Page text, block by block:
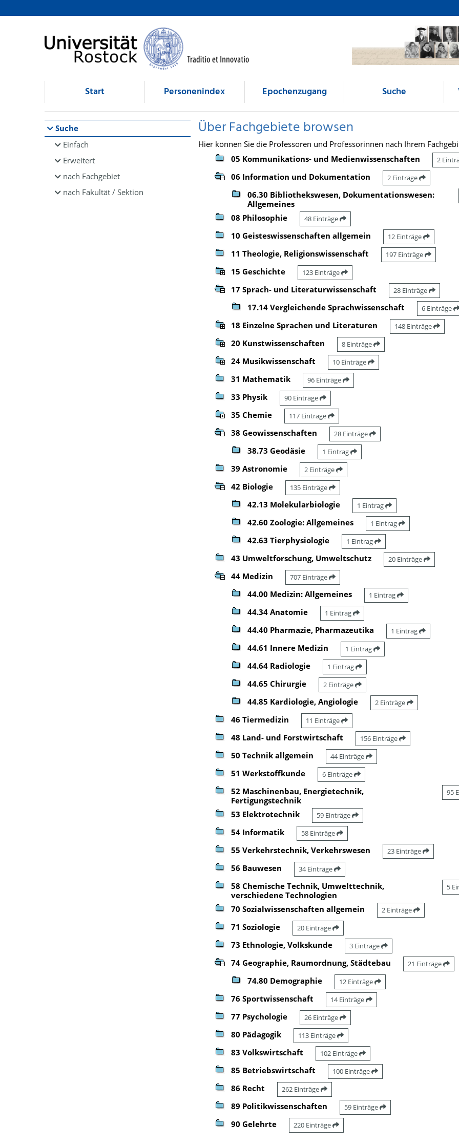
Browsen
direkt zum Inhalt
Start Personenindex Epochenzugang Suche
Suche
Einfach
Erweitert
nach Fachgebiet
nach Fakultät / Sektion
Über Fachgebiete browsen
Hier können Sie die Professoren und Professorinnen nach Ihrem
05 Kommunikations- und Medienwissenschaften
2
06 Information und Dokumentation 2 Einträge
06.30 Bibliothekswesen, Dokumentationswesen:
Allgemeines
08 Philosophie 48 Einträge
10 Geisteswissenschaften allgemein 12 Einträge
11 Theologie, Religionswissenschaft 197 Einträge
15 Geschichte 123 Einträge
17 Sprach- und Literaturwissenschaft 28 Einträge
17.14 Vergleichende Sprachwissenschaft 6 Einträge
18 Einzelne Sprachen und Literaturen 148 Einträge
20 Kunstwissenschaften 8 Einträge
24 Musikwissenschaft 10 Einträge
31 Mathematik 96 Einträge
33 Physik 90 Einträge
35 Chemie 117 Einträge
38 Geowissenschaften 28 Einträge
38.73 Geodäsie 1 Eintrag
39 Astronomie 2 Einträge
42 Biologie 135 Einträge
42.13 Molekularbiologie 1 Eintrag
42.60 Zoologie: Allgemeines 1 Eintrag
42.63 Tierphysiologie 1 Eintrag
43 Umweltforschung, Umweltschutz 20 Einträge
44 Medizin 707 Einträge
44.00 Medizin: Allgemeines 1 Eintrag
44.34 Anatomie 1 Eintrag
44.40 Pharmazie, Pharmazeutika 1 Eintrag
44.61 Innere Medizin 1 Eintrag
44.64 Radiologie 1 Eintrag
44.65 Chirurgie 2 Einträge
44.85 Kardiologie, Angiologie 2 Einträge
46 Tiermedizin 11 Einträge
48 Land- und Forstwirtschaft 156 Einträge
50 Technik allgemein 44 Einträge
51 Werkstoffkunde 6 Einträge
52 Maschinenbau, Energietechnik,
Fertigungstechnik
95
53 Elektrotechnik 59 Einträge
54 Informatik 58 Einträge
55 Verkehrstechnik, Verkehrswesen 23 Einträge
56 Bauwesen 34 Einträge
58 Chemische Technik, Umwelttechnik,
verschiedene Technologien
5
70 Sozialwissenschaften allgemein 2 Einträge
71 Soziologie 20 Einträge
73 Ethnologie, Volkskunde 3 Einträge
74 Geographie, Raumordnung, Städtebau 21 Einträge
74.80 Demographie 12 Einträge
76 Sportwissenschaft 14 Einträge
77 Psychologie 26 Einträge
80 Pädagogik 113 Einträge
83 Volkswirtschaft 102 Einträge
85 Betriebswirtschaft 100 Einträge
86 Recht 262 Einträge
89 Politikwissenschaften 59 Einträge
90 Gelehrte 220 Einträge